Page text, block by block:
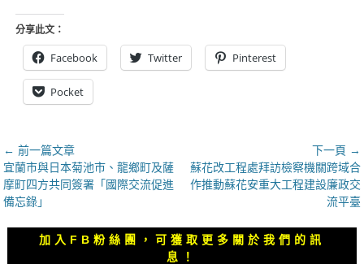
分享此文：
Facebook Twitter Pinterest
Pocket
文
章
導
覽
← 前一篇文章
上
一
篇
宜蘭市與日本菊池市、龍鄉町及薩
摩町四方共同簽署「國際交流促進
備忘錄」
下一頁 →
下
一
章：
蘇花改工程處拜訪檢察機關跨域合
作推動蘇花安重大工程建設廉政交
流平臺
加入FB粉絲團，可獲取更多關於我們的訊
息！